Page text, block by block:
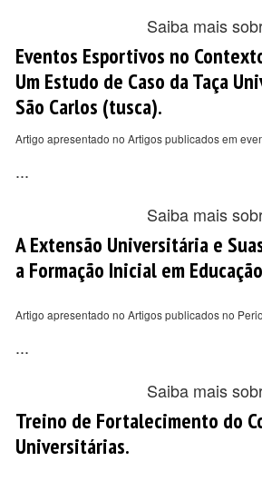
Saiba mais
Eventos Esportivos no
Um Estudo de Caso da Taça
São Carlos (tusca).
Artigo apresentado no Artigos publicados em
...
Saiba mais
A Extensão Universitária e
a Formação Inicial em
Artigo apresentado no Artigos publicados no
...
Saiba mais
Treino de Fortalecimento do
Universitárias.